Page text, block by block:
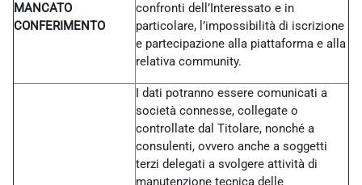
MANCATO
CONFERIMENTO
confronti dell’Interessato e in
particolare, l’impossibilità di iscrizione
e partecipazione alla piattaforma e alla
relativa community.
I dati potranno essere comunicati a
società connesse, collegate o
controllate dal Titolare, nonché a
consulenti, ovvero anche a soggetti
terzi delegati a svolgere attività di
manutenzione tecnica delle